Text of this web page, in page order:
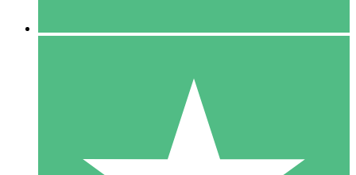
10 Downloaden
20 00